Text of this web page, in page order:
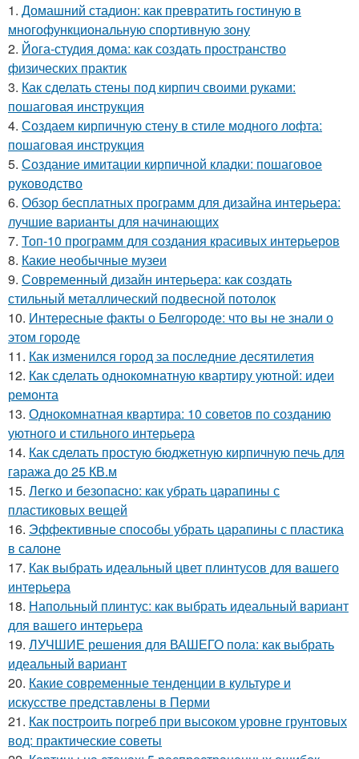
1. Домашний стадион: как превратить гостиную в
многофункциональную спортивную зону
2. Йога-студия дома: как создать пространство
физических практик
3. Как сделать стены под кирпич своими руками:
пошаговая инструкция
4. Создаем кирпичную стену в стиле модного лофта:
пошаговая инструкция
5. Создание имитации кирпичной кладки: пошаговое
руководство
6. Обзор бесплатных программ для дизайна интерьера:
лучшие варианты для начинающих
7. Топ-10 программ для создания красивых интерьеров
8. Какие необычные музеи
9. Современный дизайн интерьера: как создать
стильный металлический подвесной потолок
10. Интересные факты о Белгороде: что вы не знали о
этом городе
11. Как изменился город за последние десятилетия
12. Как сделать однокомнатную квартиру уютной: идеи
ремонта
13. Однокомнатная квартира: 10 советов по созданию
уютного и стильного интерьера
14. Как сделать простую бюджетную кирпичную печь для
гаража до 25 КВ.м
15. Легко и безопасно: как убрать царапины с
пластиковых вещей
16. Эффективные способы убрать царапины с пластика
в салоне
17. Как выбрать идеальный цвет плинтусов для вашего
интерьера
18. Напольный плинтус: как выбрать идеальный вариант
для вашего интерьера
19. ЛУЧШИЕ решения для ВАШЕГО пола: как выбрать
идеальный вариант
20. Какие современные тенденции в культуре и
искусстве представлены в Перми
21. Как построить погреб при высоком уровне грунтовых
вод: практические советы